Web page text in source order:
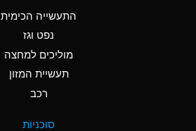
Ammonium Nitrate
Ammonium Nitrite
Ammonium Persulfate
התעשייה הכימית
נפט וגז
מוליכים למחצה
תעשיית המזון
רכב
סוכניות